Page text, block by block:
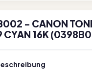
- CANON
CYAN 16K